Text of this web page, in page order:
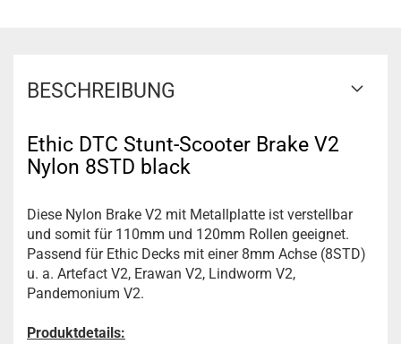
BESCHREIBUNG
Ethic DTC Stunt-Scooter Brake V2
Nylon 8STD black
Diese Nylon Brake V2 mit Metallplatte ist verstellbar
und somit für 110mm und 120mm Rollen geeignet.
Passend für Ethic Decks mit einer 8mm Achse (8STD)
u. a. Artefact V2, Erawan V2, Lindworm V2,
Pandemonium V2.
Produktdetails: